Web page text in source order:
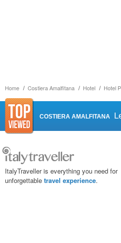
Home Costiera Amalfitana Hotel Hotel
COSTIERA AMALFITANA
ItalyTraveller is everything you need for
unforgettable travel experience.